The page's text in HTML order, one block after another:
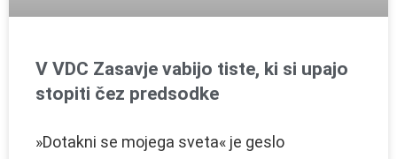
V VDC Zasavje vabijo tiste, ki si upajo
stopiti čez predsodke
»Dotakni se mojega sveta« je geslo